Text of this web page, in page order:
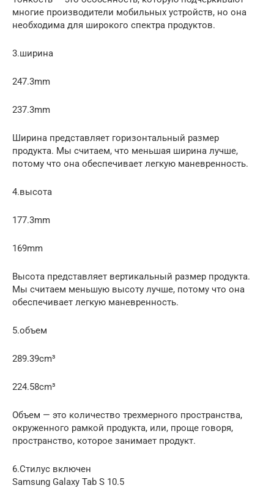
многие производители мобильных устройств, но она
необходима для широкого спектра продуктов.
3.ширина
247.3mm
237.3mm
Ширина представляет горизонтальный размер
продукта. Мы считаем, что меньшая ширина лучше,
потому что она обеспечивает легкую маневренность.
4.высота
177.3mm
169mm
Высота представляет вертикальный размер продукта.
Мы считаем меньшую высоту лучше, потому что она
обеспечивает легкую маневренность.
5.объем
289.39cm³
224.58cm³
Объем — это количество трехмерного пространства,
окруженного рамкой продукта, или, проще говоря,
пространство, которое занимает продукт.
6.Стилус включен
Samsung Galaxy Tab S 10.5